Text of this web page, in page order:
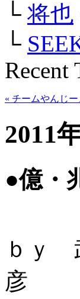
└ 将也
└
Recent
« チームやんじー
2011
●億・
ｂｙ